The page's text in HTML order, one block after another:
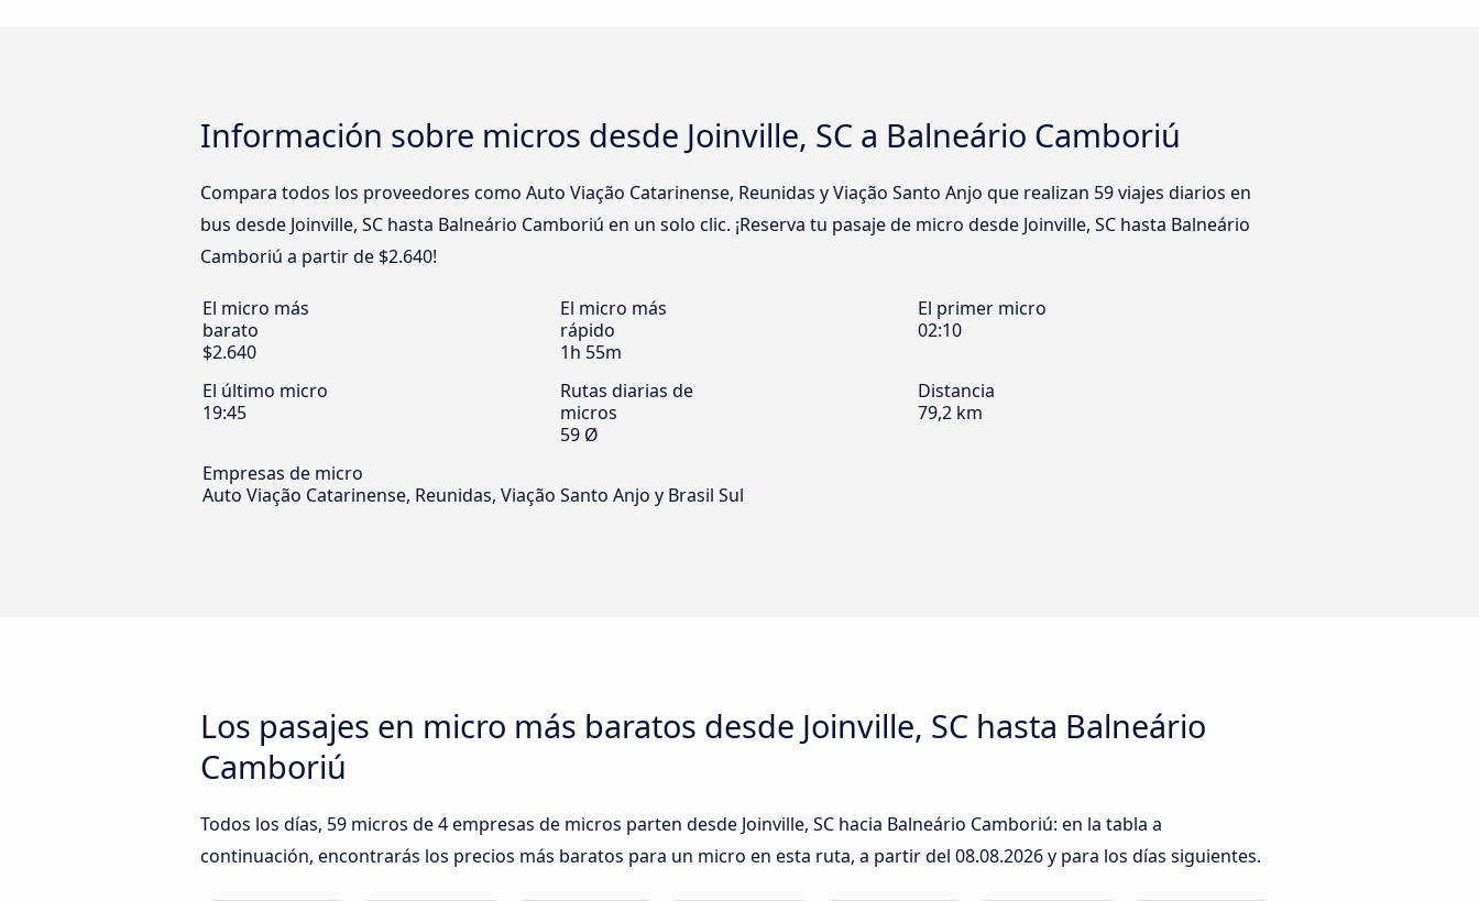
Información sobre micros desde Joinville, SC a Balneário Camboriú
Compara todos los proveedores como Auto Viação Catarinense, Reunidas y Viação Santo Anjo que realizan 59 viajes diarios en
bus desde Joinville, SC hasta Balneário Camboriú en un solo clic. ¡Reserva tu pasaje de micro desde Joinville, SC hasta Balneário
Camboriú a partir de $2.640!
El micro más
barato
$2.640
El micro más
rápido
1h 55m
El primer micro
02:10
El último micro
19:45
Rutas diarias de
micros
59 Ø
Distancia
79,2 km
Empresas de micro
Auto Viação Catarinense, Reunidas, Viação Santo Anjo y Brasil Sul
Los pasajes en micro más baratos desde Joinville, SC hasta Balneário
Camboriú
Todos los días, 59 micros de 4 empresas de micros parten desde Joinville, SC hacia Balneário Camboriú: en la tabla a
continuación, encontrarás los precios más baratos para un micro en esta ruta, a partir del 08.08.2026y para los días siguientes.